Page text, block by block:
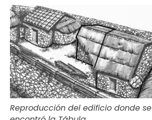
Reproducción del edificio donde se